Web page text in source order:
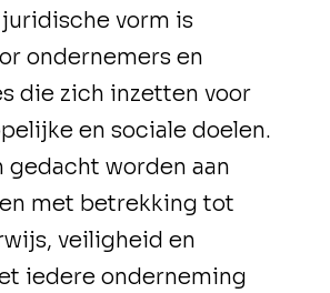
vorm is
ondernemers en
die zich inzetten voor
en sociale doelen.
gedacht worden aan
met betrekking tot
veiligheid en
iedere onderneming